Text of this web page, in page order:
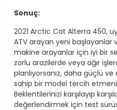
Sonuç:
2021 Arctic Cat Alterra 450,
ATV arayan yeni başlayanlar
makine arayanlar için iyi bir
zorlu arazilerde veya ağır
planlıyorsanız, daha güçlü
sahip bir model tercih
Beklentilerinizi karşılayıp
değerlendirmek için test